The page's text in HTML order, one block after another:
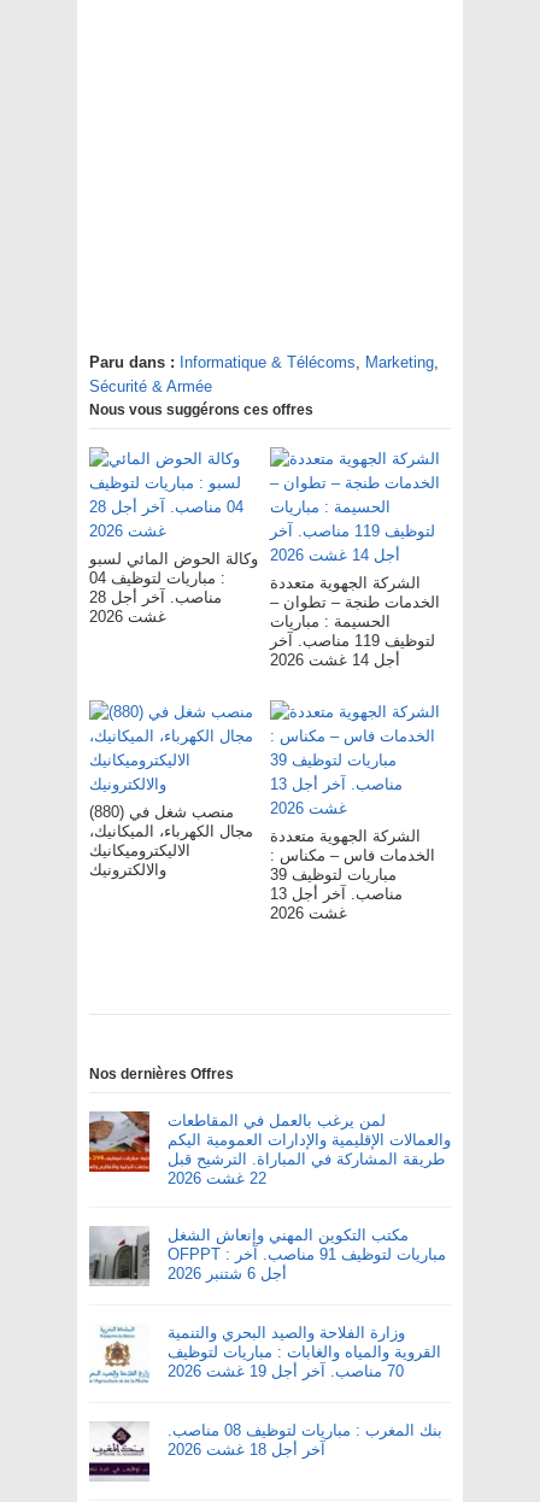
Paru dans : Informatique & Télécoms, Marketing,
Sécurité & Armée
Nous vous suggérons ces offres
وكالة الحوض المائي لسبو
: مباريات لتوظيف 04
مناصب. آخر أجل 28
غشت 2026
الشركة الجهوية متعددة
الخدمات طنجة – تطوان –
الحسيمة : مباريات
لتوظيف 119 مناصب. آخر
أجل 14 غشت 2026
(880) منصب شغل في
مجال الكهرباء، الميكانيك،
الاليكتروميكانيك
والالكترونيك
الشركة الجهوية متعددة
الخدمات فاس – مکناس :
مباريات لتوظيف 39
مناصب. آخر أجل 13
غشت 2026
Nos dernières Offres
لمن يرغب بالعمل في المقاطعات
والعمالات الإقليمية والإدارات العمومية اليكم
طريقة المشاركة في المباراة. الترشيح قبل
22 غشت 2026
مكتب التكوين المهني وإنعاش الشغل
OFPPT : مباريات لتوظيف 91 مناصب. آخر
أجل 6 شتنبر 2026
وزارة الفلاحة والصيد البحري والتنمية
القروية والمياه والغابات : مباريات لتوظيف
70 مناصب. آخر أجل 19 غشت 2026
بنك المغرب : مباريات لتوظيف 08 مناصب.
آخر أجل 18 غشت 2026